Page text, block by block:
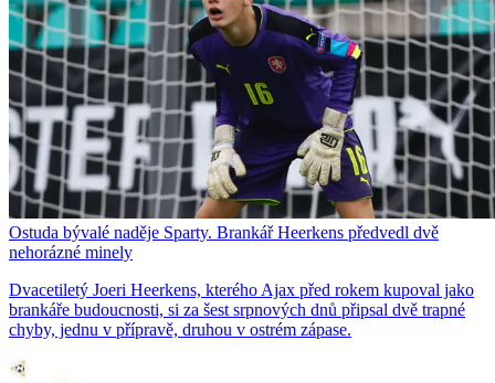
Ostuda bývalé naděje Sparty. Brankář Heerkens předvedl dvě
nehorázné minely
Dvacetiletý Joeri Heerkens, kterého Ajax před rokem kupoval jako
brankáře budoucnosti, si za šest srpnových dnů připsal dvě trapné
chyby, jednu v přípravě, druhou v ostrém zápase.